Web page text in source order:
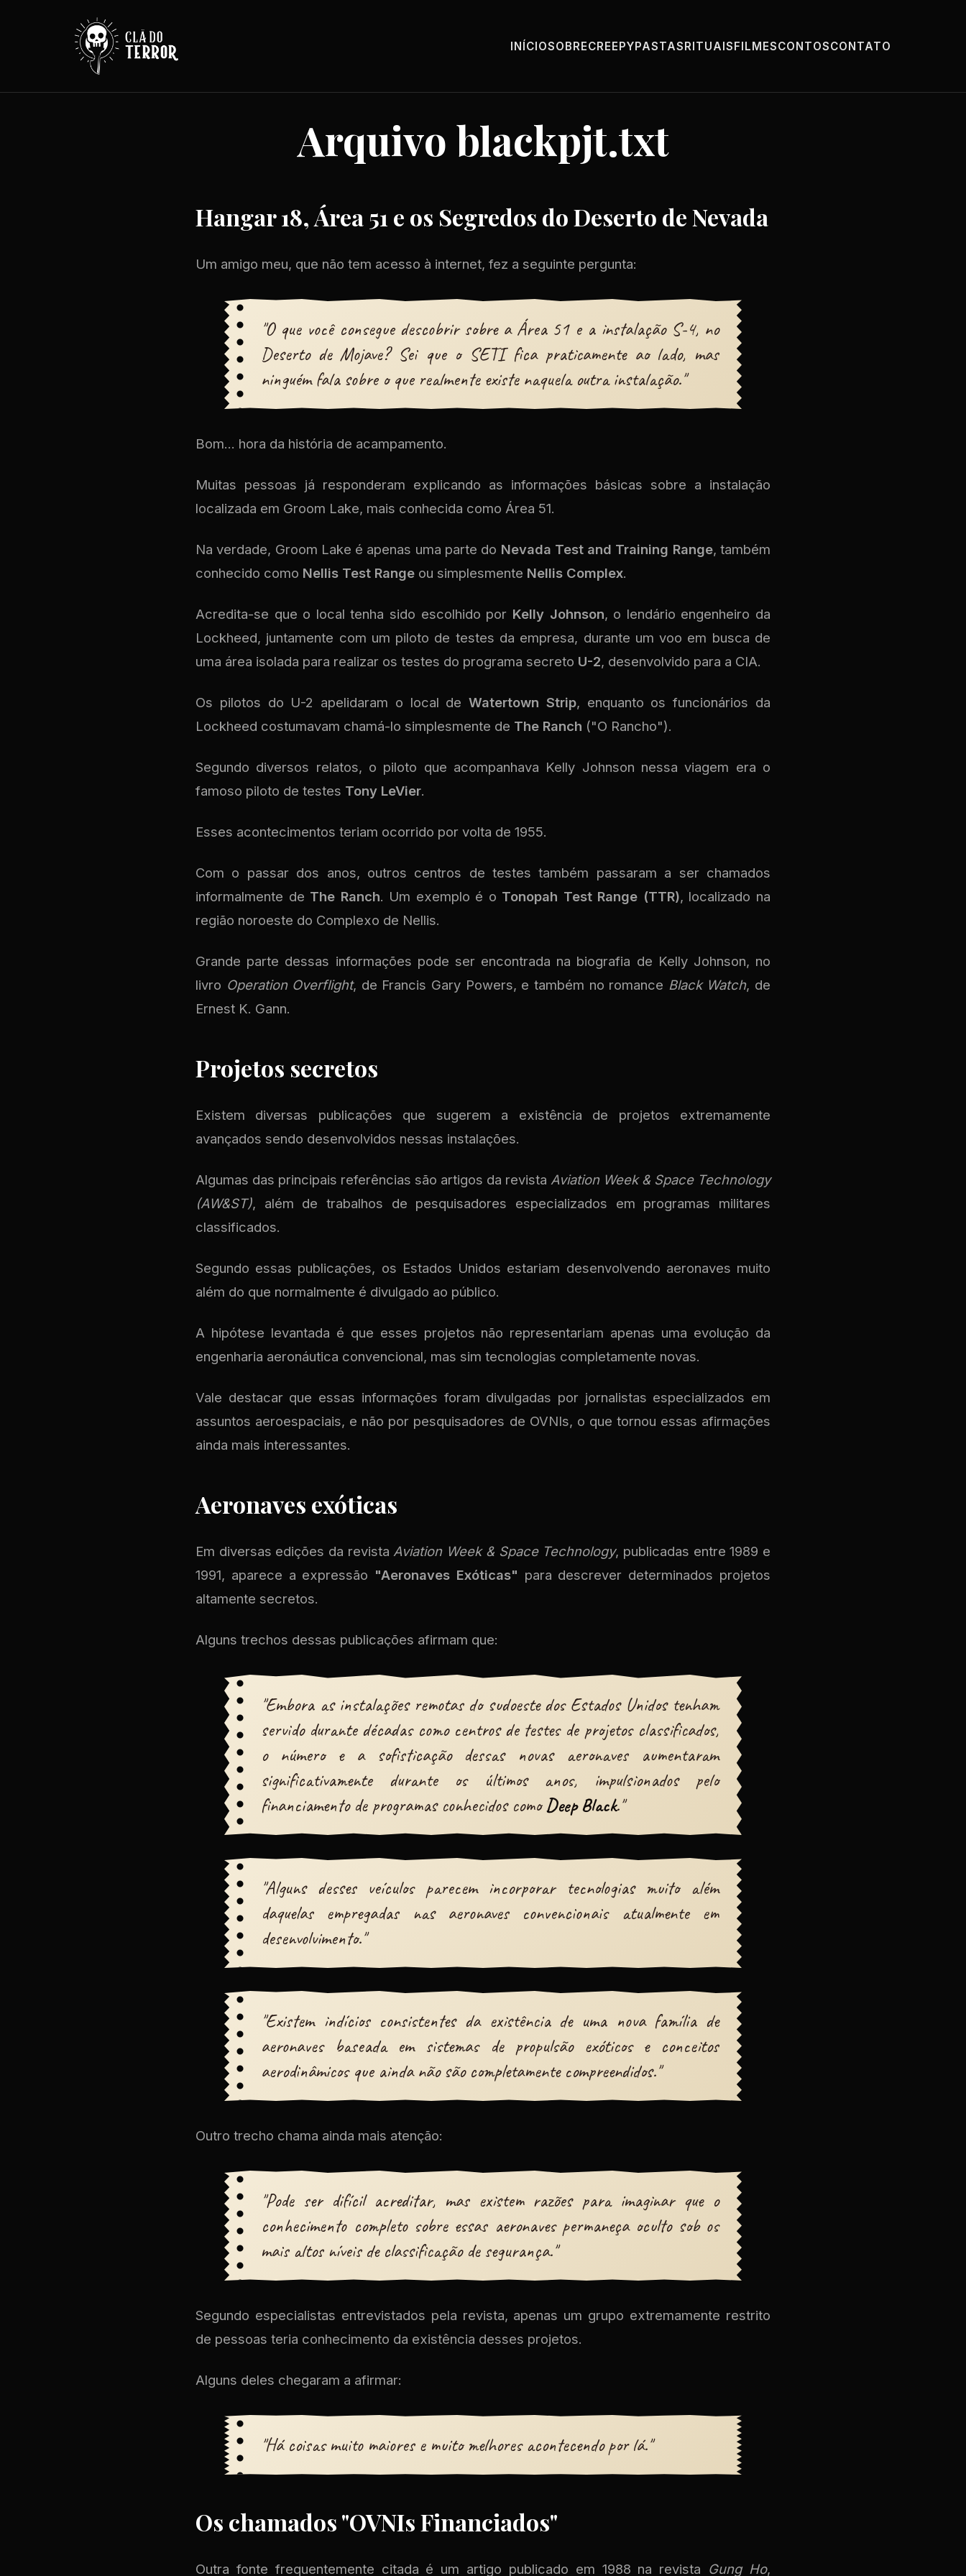
INÍCIOSOBRECREEPYPASTASRITUAISFILMESCONTOSCONTATO
Arquivo blackpjt.txt
Hangar 18, Área 51 e os Segredos do Deserto de Nevada
Um amigo meu, que não tem acesso à internet, fez a seguinte pergunta:
"O que você consegue descobrir sobre a Área 51 e a instalação S-4, no
Deserto de Mojave? Sei que o SETI fica praticamente ao lado, mas
ninguém fala sobre o que realmente existe naquela outra instalação."
Bom... hora da história de acampamento.
Muitas pessoas já responderam explicando as informações básicas sobre a instalação
localizada em Groom Lake, mais conhecida como Área 51.
Na verdade, Groom Lake é apenas uma parte do Nevada Test and Training Range, também
conhecido como Nellis Test Range ou simplesmente Nellis Complex.
Acredita-se que o local tenha sido escolhido por Kelly Johnson, o lendário engenheiro da
Lockheed, juntamente com um piloto de testes da empresa, durante um voo em busca de
uma área isolada para realizar os testes do programa secreto U-2, desenvolvido para a CIA.
Os pilotos do U-2 apelidaram o local deWatertown Strip, enquanto os funcionários da
Lockheed costumavam chamá-lo simplesmente de The Ranch ("O Rancho").
Segundo diversos relatos, o piloto que acompanhava Kelly Johnson nessa viagem era o
famoso piloto de testes Tony LeVier.
Esses acontecimentos teriam ocorrido por volta de 1955.
Com o passar dos anos, outros centros de testes também passaram a ser chamados
informalmente de The Ranch. Um exemplo é o Tonopah Test Range (TTR), localizado na
região noroeste do Complexo de Nellis.
Grande parte dessas informações pode ser encontrada na biografia de Kelly Johnson, no
livro Operation Overflight, de Francis Gary Powers, e também no romance Black Watch, de
Ernest K. Gann.
Projetos secretos
Existem diversas publicações que sugerem a existência de projetos extremamente
avançados sendo desenvolvidos nessas instalações.
Algumas das principais referências são artigos da revista Aviation Week & Space Technology
(AW&ST), além de trabalhos de pesquisadores especializados em programas militares
classificados.
Segundo essas publicações, os Estados Unidos estariam desenvolvendo aeronaves muito
além do que normalmente é divulgado ao público.
A hipótese levantada é que esses projetos não representariam apenas uma evolução da
engenharia aeronáutica convencional, mas sim tecnologias completamente novas.
Vale destacar que essas informações foram divulgadas por jornalistas especializados em
assuntos aeroespaciais, e não por pesquisadores de OVNIs, o que tornou essas afirmações
ainda mais interessantes.
Aeronaves exóticas
Em diversas edições da revista Aviation Week & Space Technology, publicadas entre 1989 e
1991, aparece a expressão "Aeronaves Exóticas" para descrever determinados projetos
altamente secretos.
Alguns trechos dessas publicações afirmam que:
"Embora as instalações remotas do sudoeste dos Estados Unidos tenham
servido durante décadas como centros de testes de projetos classificados,
o número e a sofisticação dessas novas aeronaves aumentaram
significativamente durante os últimos anos, impulsionados pelo
financiamento de programas conhecidos comoDeep Black."
"Alguns desses veículos parecem incorporar tecnologias muito além
daquelas empregadas nas aeronaves convencionais atualmente em
desenvolvimento."
"Existem indícios consistentes da existência de uma nova família de
aeronaves baseada em sistemas de propulsão exóticos e conceitos
aerodinâmicos que ainda não são completamente compreendidos."
Outro trecho chama ainda mais atenção:
"Pode ser difícil acreditar, mas existem razões para imaginar que o
conhecimento completo sobre essas aeronaves permaneça oculto sob os
mais altos níveis de classificação de segurança."
Segundo especialistas entrevistados pela revista, apenas um grupo extremamente restrito
de pessoas teria conhecimento da existência desses projetos.
Alguns deles chegaram a afirmar:
"Há coisas muito maiores e muito melhores acontecendo por lá."
Os chamados "OVNIs Financiados"
Outra fonte frequentemente citada é um artigo publicado em 1988 na revista Gung Ho,